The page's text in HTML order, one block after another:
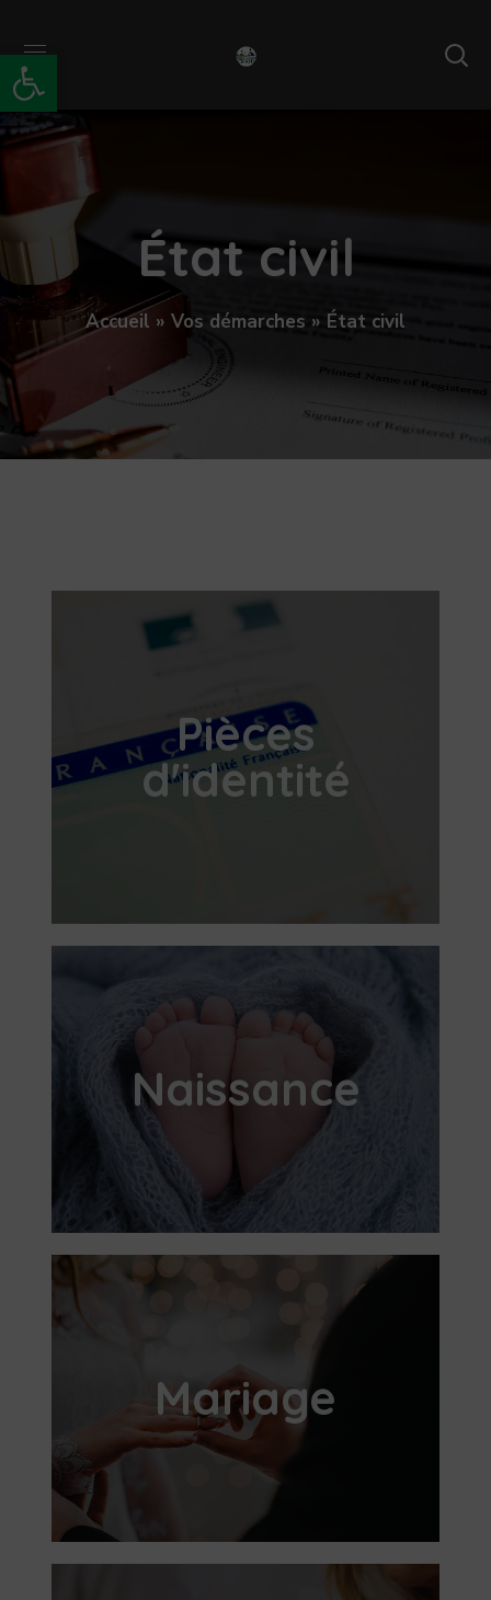
Ouvrir la barre d’outils
État civil
Accueil » Vos démarches » État civil
Pièces
d'identité​
Naissance​
Mariage